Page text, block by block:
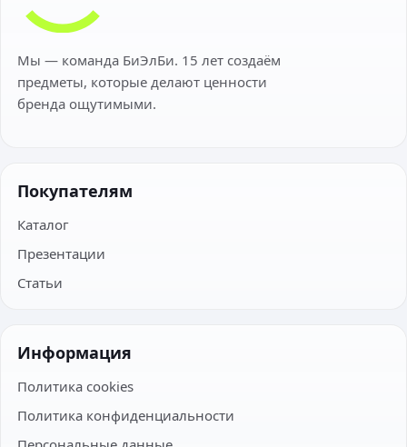
Мы — команда БиЭлБи. 15 лет создаём
предметы, которые делают ценности
бренда ощутимыми.
Покупателям
Каталог
Презентации
Статьи
Информация
Политика cookies
Политика конфиденциальности